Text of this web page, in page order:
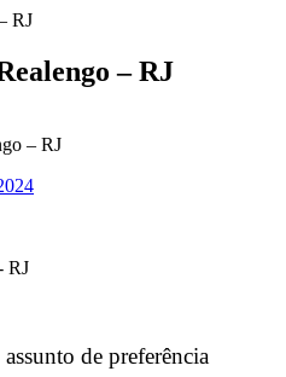
– RJ
– RJ
de preferência